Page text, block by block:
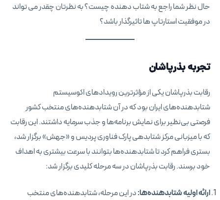
حال نظر شما راجع به شتاب دهنده چیست؟ به نظرتان چقدر می تواند
در موفقیت استارتاپ ها تاثیرگذار باشد؟
تجربه بذرپاشان
رقابت بذرپاشان یکی از مؤثرترین رویدادهای اکوسیستم
شتابدهنده‌های ایران بود که در آن شتابدهنده‌های منتخب کشور
فرصتی بی‌نظیر برای نمایش برنامه‌ها و جذب سرمایه داشتند. این رقابت
که با میزبانی مرکز شتابدهی پارک فناوری پردیس و «جهش» برگزار شد،
بستری فراهم کرد تا شتابدهنده‌ها بتوانند با سرعت بیشتری به اهداف
خود برسند. رقابت بذرپاشان در سه مرحله کلیدی برگزار شد:
ارائه اولیه شتابدهنده‌ها:در این مرحله، شتابدهنده‌های منتخب